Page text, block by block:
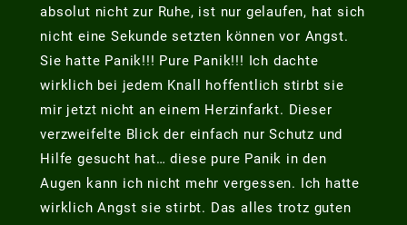
absolut nicht zur Ruhe, ist nur gelaufen, hat sich
nicht eine Sekunde setzten können vor Angst.
Sie hatte Panik!!! Pure Panik!!! Ich dachte
wirklich bei jedem Knall hoffentlich stirbt sie
mir jetzt nicht an einem Herzinfarkt. Dieser
verzweifelte Blick der einfach nur Schutz und
Hilfe gesucht hat… diese pure Panik in den
Augen kann ich nicht mehr vergessen. Ich hatte
wirklich Angst sie stirbt. Das alles trotz guten